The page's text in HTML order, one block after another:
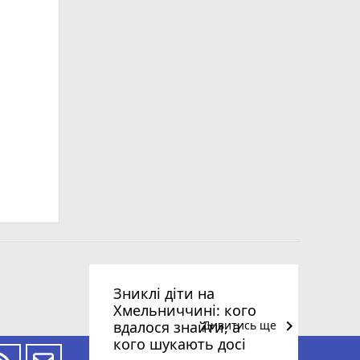
Зниклі діти на
Хмельниччині: кого
вдалося знайти, а
кого шукають досі
Дивитись ще keyboard_arrow_right